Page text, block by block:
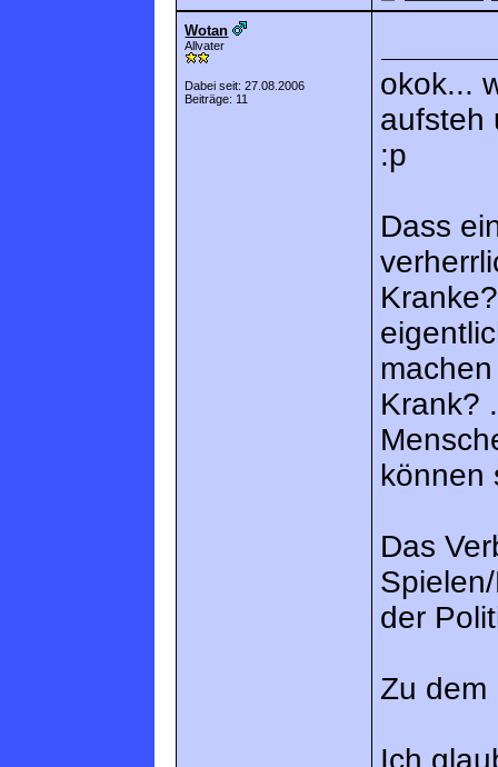
Wotan
Allvater
Dabei seit: 27.08.2006
Beiträge: 11
okok...
aufsteh
:p
Dass
Krank?
können
Das
der
Zu dem
Ich